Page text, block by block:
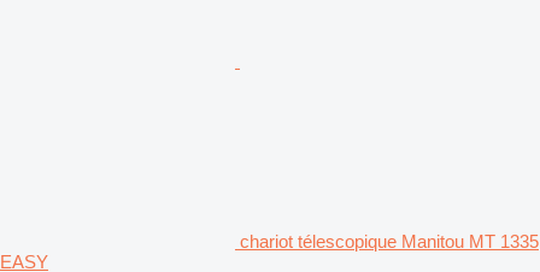
chariot télescopique Manitou MT 1335
EASY